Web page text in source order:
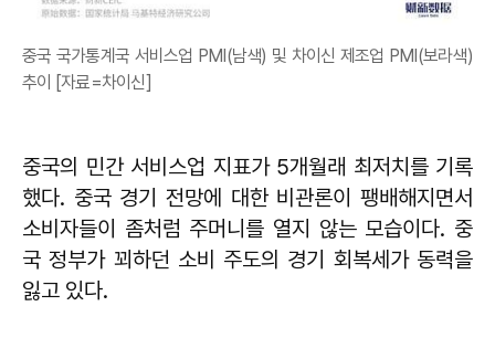
중국 국가통계국 서비스업 PMI(남색) 및 차이신 제조업 PMI(보라색)
추이 [자료=차이신]
중국의 민간 서비스업 지표가 5개월래 최저치를 기록
했다. 중국 경기 전망에 대한 비관론이 팽배해지면서
소비자들이 좀처럼 주머니를 열지 않는 모습이다. 중
국 정부가 꾀하던 소비 주도의 경기 회복세가 동력을
잃고 있다.